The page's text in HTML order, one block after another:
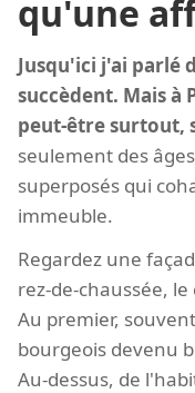
qu'une
Jusqu'ici j'ai parlé
succèdent. Mais à
peut-être surtout,
seulement des
superposés qui
immeuble.
Regardez une
rez-de-chaussée,
Au premier,
bourgeois devenu
Au-dessus, de